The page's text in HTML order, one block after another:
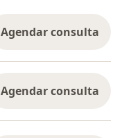
Agendar consulta
Agendar consulta